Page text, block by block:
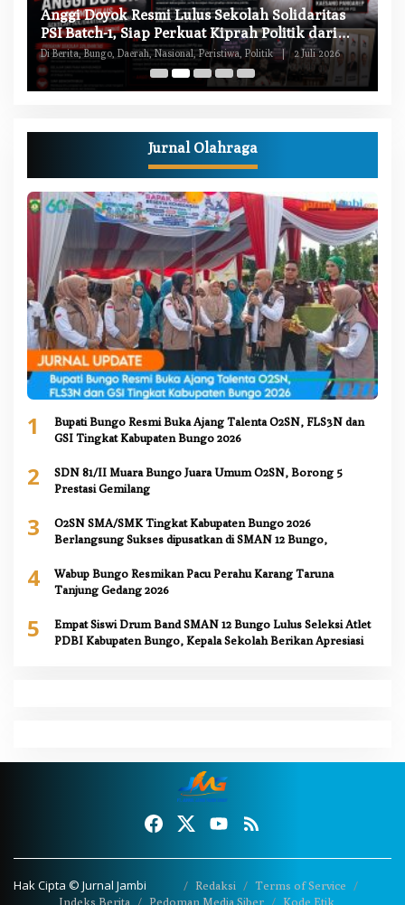
Anggi Doyok Resmi Lulus Sekolah Solidaritas
PSI Batch-1, Siap Perkuat Kiprah Politik dari
Daerah
Di Berita, Bungo, Daerah, Nasional, Peristiwa, Politik | 2 Juli 2026
Jurnal Olahraga
1
Bupati Bungo Resmi Buka Ajang Talenta O2SN, FLS3N dan
GSI Tingkat Kabupaten Bungo 2026
2
SDN 81/II Muara Bungo Juara Umum O2SN, Borong 5
Prestasi Gemilang
3
O2SN SMA/SMK Tingkat Kabupaten Bungo 2026
Berlangsung Sukses dipusatkan di SMAN 12 Bungo,
4
Wabup Bungo Resmikan Pacu Perahu Karang Taruna
Tanjung Gedang 2026
5
Empat Siswi Drum Band SMAN 12 Bungo Lulus Seleksi Atlet
PDBI Kabupaten Bungo, Kepala Sekolah Berikan Apresiasi
Hak Cipta © Jurnal Jambi Redaksi
Terms of Service
Indeks Berita
Pedoman Media Siber Kode Etik